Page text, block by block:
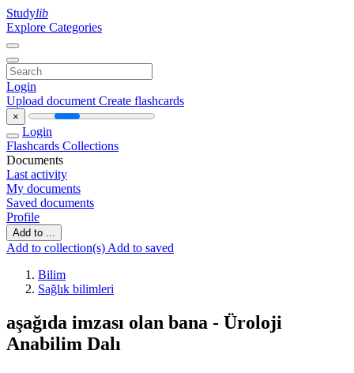
Studylib
Explore Categories
Login
Upload document Create flashcards
×
Login
Flashcards Collections
Documents
Last activity
My documents
Saved documents
Profile
Add to ...
Add to collection(s) Add to saved
Bilim
Sağlık bilimleri
aşağıda imzası olan bana - Üroloji
Anabilim Dalı